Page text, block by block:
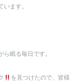
ます。
眠る毎日です。
を見つけたので、皆様